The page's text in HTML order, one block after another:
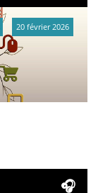
20 février 2026